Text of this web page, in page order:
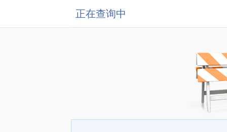
正在查询中